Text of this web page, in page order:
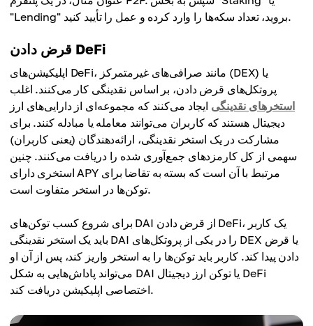
"Lending" بروید، تعداد سکه‌ها را وارد کرده و عمل را تأیید کنید.
قرض دادن DeFi
اپلیکیشن‌های DeFi، مانند صرافی‌های غیرمتمرکز (DEX) یا
پروتکل‌های قرض دادن، بر اساس نقدینگی کار می‌کنند. اغلب
استخرهای نقدینگی ایجاد می‌کنند که مجموعه‌ای از دارایی‌های ارز
دیجیتال هستند که کاربران می‌توانند معامله یا مبادله کنند. برای
مشارکت در یک استخر نقدینگی، ارائه‌دهندگان (یعنی کاربران)
سهمی از کل کارمزدهای جمع‌آوری شده را دریافت می‌کنند. چنین
استخری دارای APY مرتبط با آن است که بسته به تقاضا برای
توکن‌ها در استخر متفاوت است.
برای شروع کسب توکن‌های DAI از قرض دادن DeFi، یک کاربر
باید یک استخر نقدینگی DAI را در یکی از پروتکل‌های DEX یا قرض
دادن پیدا کند. کاربر باید توکن‌ها را به استخر واریز کند، پس از آن او
می‌تواند پاداش‌هایی به شکل DAI یا توکن ارز دیجیتال DeFi
اختصاصی اپلیکیشن دریافت کند.